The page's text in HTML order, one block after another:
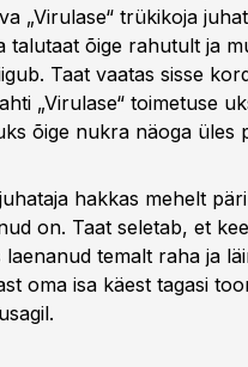
„Virulase“ trükikoja
talutaat õige rahutult ja
Taat vaatas sisse
„Virulase“ toimetuse
õige nukra näoga üles
hakkas mehelt
on. Taat seletab, et
laenanud temalt raha ja
oma isa käest tagasi